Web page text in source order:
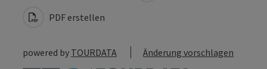
PDF erstellen
powered by TOURDATA Änderung vorschlagen